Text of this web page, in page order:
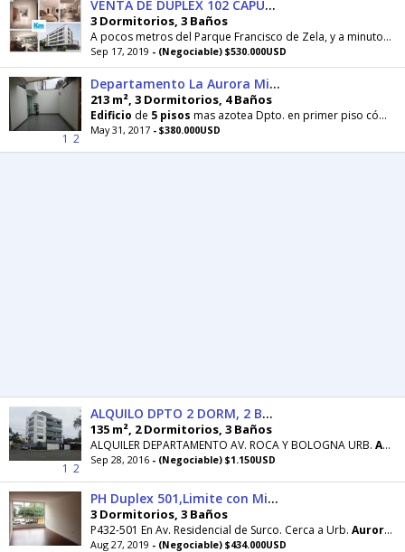
VENTA DE DUPLEX 102 CAPULIES CDRA 5 MIRAFLORES
3 Dormitorios, 3 Baños
A pocos metros del Parque Francisco de Zela, y a minutos de tiendas y Centros Comerciales.
Sep 17, 2019 - (Negociable) $530.000USD
1 2
Departamento La Aurora Miraflores
213 m², 3 Dormitorios, 4 Baños
Edificio de 5 pisos mas azotea Dpto. en primer piso cómodo con ascensor cerca de centro comercial
May 31, 2017 - $380.000USD
1 2
ALQUILO DPTO 2 DORM, 2 BAÑOS, 2 ESTACIONAMIEMTOS URB. AURORA
135 m², 2 Dormitorios, 3 Baños
ALQUILER DEPARTAMENTO AV. ROCA Y BOLOGNA URB. AURORA
Sep 28, 2016 - (Negociable) $1.150USD
PH Duplex 501,Limite con Miraflores Cerca a Urb. Aurora, Surco
3 Dormitorios, 3 Baños
P432-501 En Av. Residencial de Surco. Cerca a Urb. Aurora
Aug 27, 2019 - (Negociable) $434.000USD